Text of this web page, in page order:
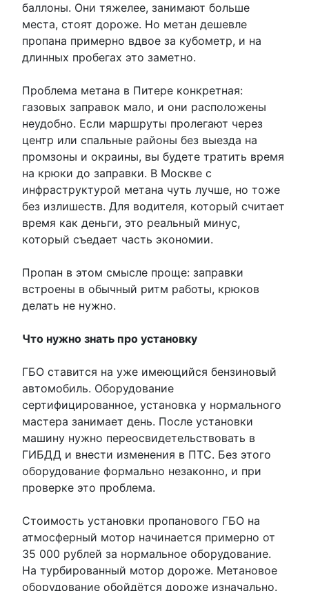
баллоны. Они тяжелее, занимают больше
места, стоят дороже. Но метан дешевле
пропана примерно вдвое за кубометр, и на
длинных пробегах это заметно.
Проблема метана в Питере конкретная:
газовых заправок мало, и они расположены
неудобно. Если маршруты пролегают через
центр или спальные районы без выезда на
промзоны и окраины, вы будете тратить время
на крюки до заправки. В Москве с
инфраструктурой метана чуть лучше, но тоже
без излишеств. Для водителя, который считает
время как деньги, это реальный минус,
который съедает часть экономии.
Пропан в этом смысле проще: заправки
встроены в обычный ритм работы, крюков
делать не нужно.
Что нужно знать про установку
ГБО ставится на уже имеющийся бензиновый
автомобиль. Оборудование
сертифицированное, установка у нормального
мастера занимает день. После установки
машину нужно переосвидетельствовать в
ГИБДД и внести изменения в ПТС. Без этого
оборудование формально незаконно, и при
проверке это проблема.
Стоимость установки пропанового ГБО на
атмосферный мотор начинается примерно от
35 000 рублей за нормальное оборудование.
На турбированный мотор дороже. Метановое
оборудование обойдётся дороже изначально.